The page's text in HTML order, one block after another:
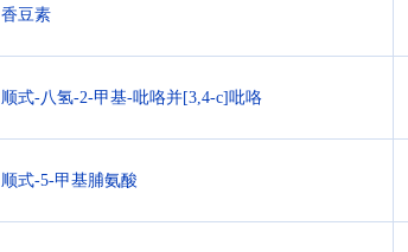
香豆素
顺式-八氢-2-甲基-吡咯并[3,4-c]吡咯
顺式-5-甲基脯氨酸